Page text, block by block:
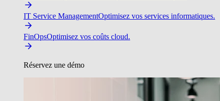
IT Service ManagementOptimisez vos services informatiques.
FinOpsOptimisez vos coûts cloud.
Réservez une démo